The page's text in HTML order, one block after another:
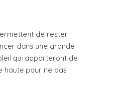
de rester
dans une grande
qui apporteront de
haute pour ne pas